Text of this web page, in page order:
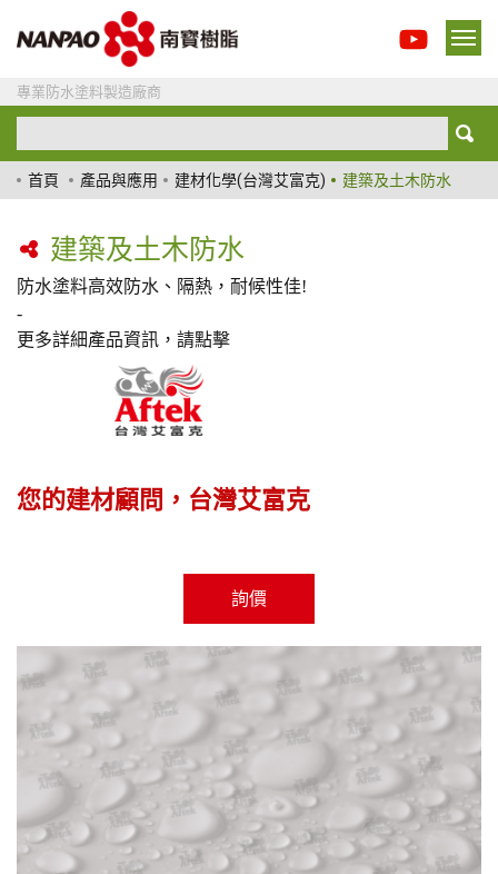
專業防水塗料製造廠商
首頁 產品與應用 建材化學(台灣艾富克) 建築及土木防水
建築及土木防水
防水塗料高效防水、隔熱，耐候性佳!
-
更多詳細產品資訊，請點擊
您的建材顧問，台灣艾富克
詢價